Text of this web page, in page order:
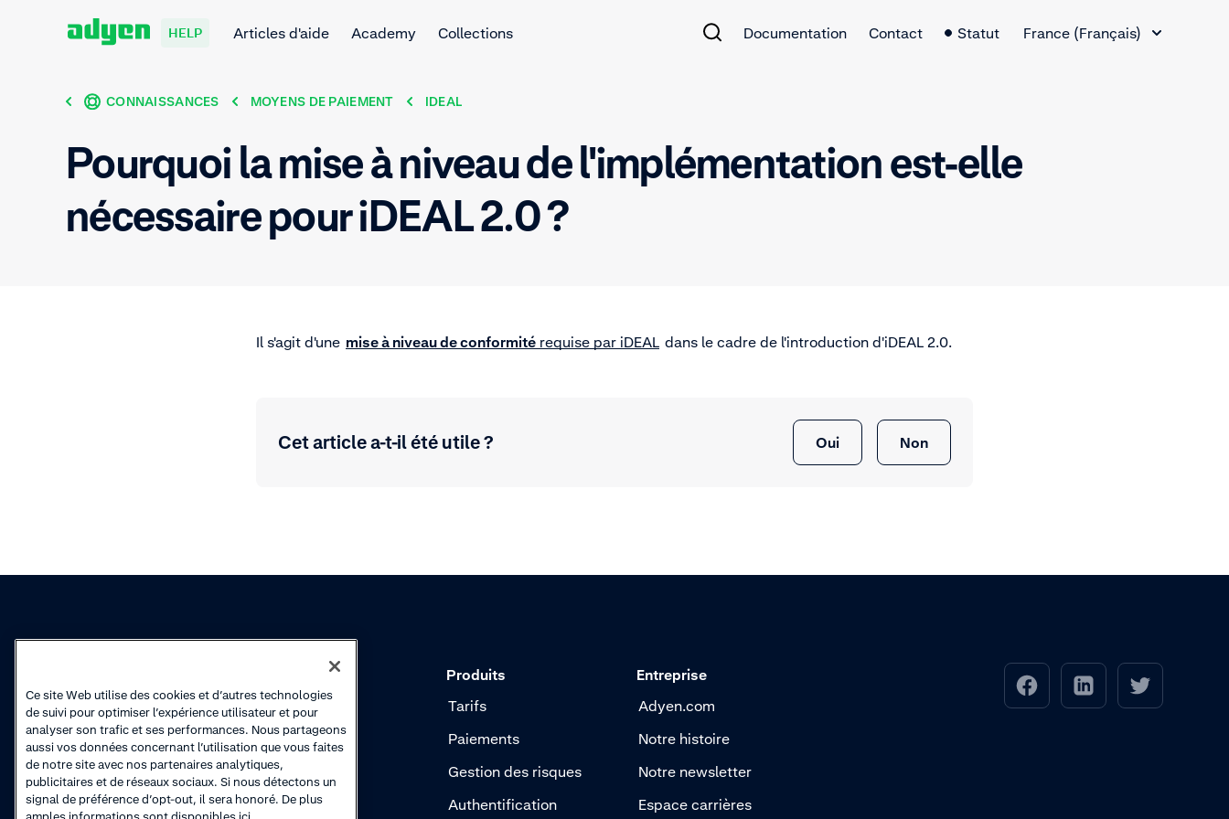
HELP Articles d'aide Academy Collections Documentation Contact Statut
France (Français)
CONNAISSANCES MOYENS DE PAIEMENT IDEAL
Pourquoi la mise à niveau de l'implémentation est-elle
nécessaire pour iDEAL 2.0 ?
Il s'agit d'une mise à niveau de conformité requise par iDEAL dans le cadre de l'introduction d'iDEAL 2.0.
Cet article a-t-il été utile ? Oui Non
Collections
Actualité produits
Cours en ligne
Vidéos de
démonstration
Produits
Tarifs
Paiements
Gestion des risques
Authentification
Entreprise
Adyen.com
Notre histoire
Notre newsletter
Espace carrières
Ce site Web utilise des cookies et d’autres technologies
de suivi pour optimiser l’expérience utilisateur et pour
analyser son trafic et ses performances. Nous partageons
aussi vos données concernant l’utilisation que vous faites
de notre site avec nos partenaires analytiques,
publicitaires et de réseaux sociaux. Si nous détectons un
signal de préférence d’opt-out, il sera honoré. De plus